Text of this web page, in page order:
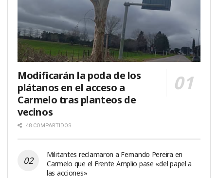
Modificarán la poda de los
plátanos en el acceso a
Carmelo tras planteos de
vecinos
48 COMPARTIDOS
Militantes reclamaron a Fernando Pereira en
Carmelo que el Frente Amplio pase «del papel a
las acciones»